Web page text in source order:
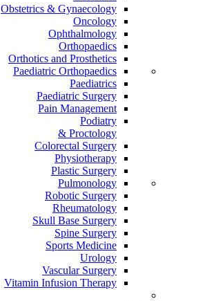
Obstetrics & Gynaecology
Oncology
Ophthalmology
Orthopaedics
Orthotics and Prosthetics
Paediatric Orthopaedics
Paediatrics
Paediatric Surgery
Pain Management
Podiatry
Proctology &
Colorectal Surgery
Physiotherapy
Plastic Surgery
Pulmonology
Robotic Surgery
Rheumatology
Skull Base Surgery
Spine Surgery
Sports Medicine
Urology
Vascular Surgery
Vitamin Infusion Therapy